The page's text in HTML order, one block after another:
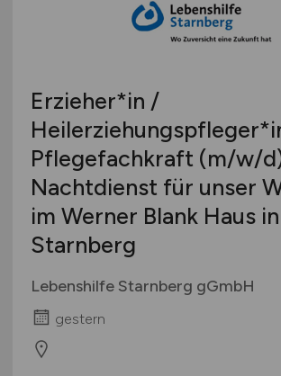
Studentenjobs / Werkstudenten
Mecklenburg-Vorpommern
Niedersachsen
Nordrhein-Westfalen
Rheinland-Pfalz
Saarland
Sachsen
Sachsen-Anhalt
Schleswig-Holstein
Thüringen
Erzieher*in /
Pflegefachkraft (m/w/
Nachtdienst für unser
im Werner Blank Haus in
Starnberg
Lebenshilfe Starnberg gGmbH
gestern